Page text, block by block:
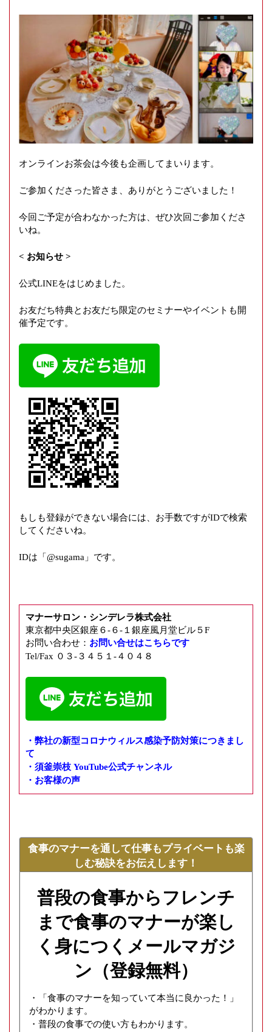
オンラインお茶会は今後も企画してまいります。
ご参加くださった皆さま、ありがとうございました！
今回ご予定が合わなかった方は、ぜひ次回ご参加くださ
いね。
< お知らせ >
公式LINEをはじめました。
お友だち特典とお友だち限定のセミナーやイベントも開
催予定です。
もしも登録ができない場合には、お手数ですがIDで検索
してくださいね。
IDは「@sugama」です。
マナーサロン・シンデレラ株式会社
東京都中央区銀座６-６-１銀座風月堂ビル５F
お問い合わせ： お問い合せはこちらです
Tel/Fax ０３-３４５１-４０４８
・弊社の新型コロナウィルス感染予防対策につきまし
て
・須釜崇枝 YouTube公式チャンネル
・ お客様の声
食事のマナーを通して仕事もプライベートも楽
しむ秘訣をお伝えします！
普段の食事からフレンチ
まで食事のマナーが楽し
く身につくメールマガジ
ン（登録無料）
・「食事のマナーを知っていて本当に良かった！」
がわかります。
・普段の食事での使い方もわかります。